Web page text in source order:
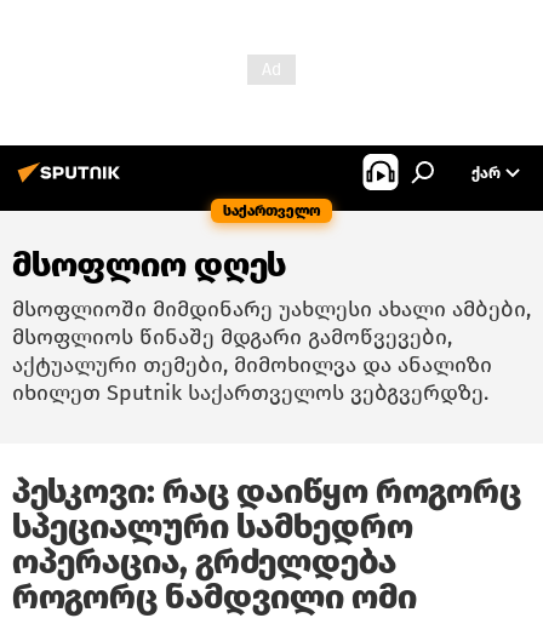
საქართველო
ᲥᲐᲠ
მსოფლიო დღეს
მსოფლიოში მიმდინარე უახლესი ახალი ამბები,
მსოფლიოს წინაშე მდგარი გამოწვევები,
აქტუალური თემები, მიმოხილვა და ანალიზი
იხილეთ Sputnik საქართველოს ვებგვერდზე.
პესკოვი: რაც დაიწყო როგორც
სპეციალური სამხედრო
ოპერაცია, გრძელდება
როგორც ნამდვილი ომი